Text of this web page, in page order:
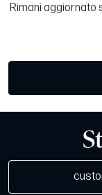
Rimani aggiornato